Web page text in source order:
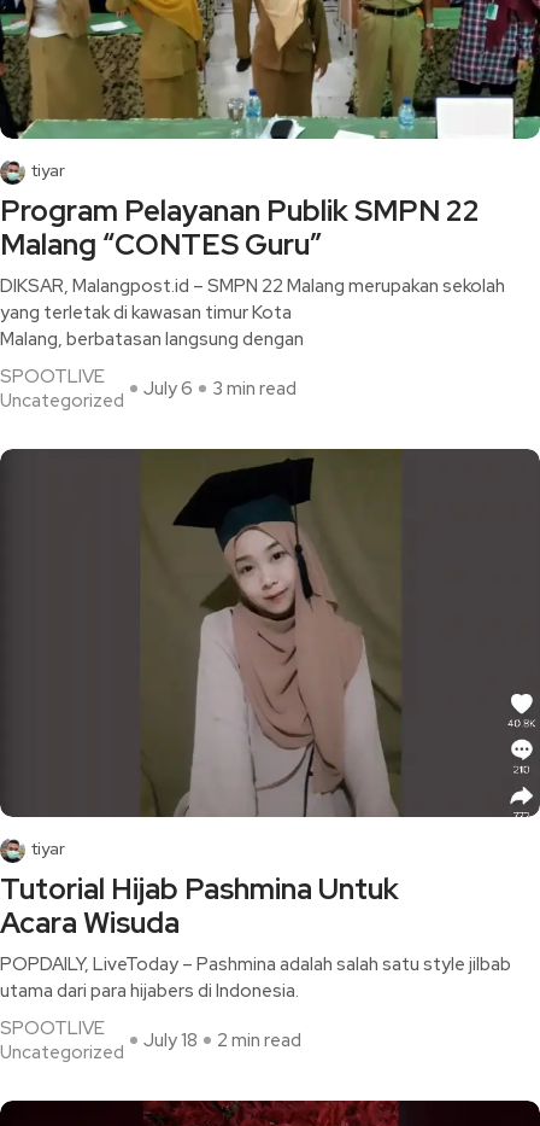
tiyar
Program Pelayanan Publik SMPN 22
Malang “CONTES Guru”
DIKSAR, Malangpost.id – SMPN 22 Malang merupakan sekolah
yang terletak di kawasan timur Kota
Malang, berbatasan langsung dengan
SPOOTLIVE
Uncategorized
July 6 3 min read
tiyar
Tutorial Hijab Pashmina Untuk
Acara Wisuda
POPDAILY, LiveToday – Pashmina adalah salah satu style jilbab
utama dari para hijabers di Indonesia.
SPOOTLIVE
Uncategorized
July 18 2 min read